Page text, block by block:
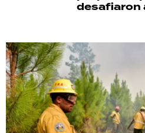
desafiaron